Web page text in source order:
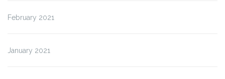
February 2021
January 2021